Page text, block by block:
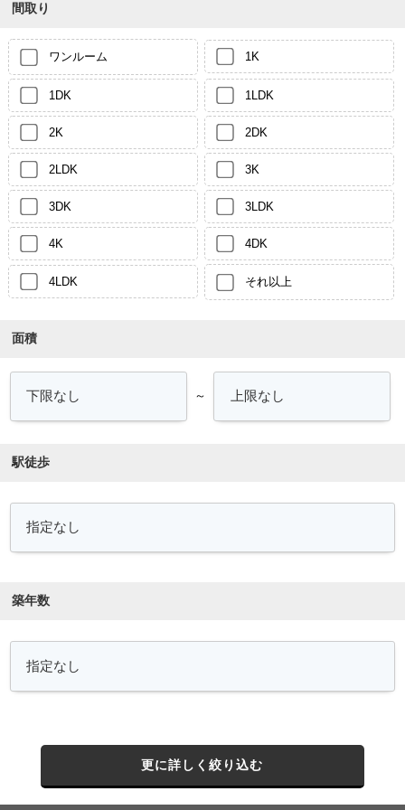
間取り
ワンルーム 1K
1DK 1LDK
2K 2DK
2LDK 3K
3DK 3LDK
4K 4DK
4LDK それ以上
面積
～
駅徒歩
築年数
更に詳しく絞り込む